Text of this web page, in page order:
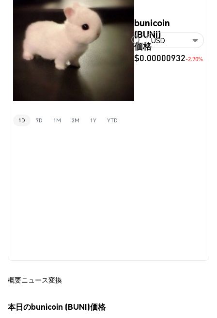
bunicoin
(BUNI)
価格
$0.00000932-2.70%
USD
1D 7D 1M 3M 1Y YTD
概要ニュース変換
本日のbunicoin (BUNI)価格